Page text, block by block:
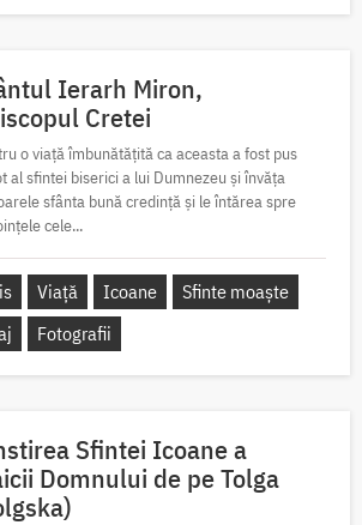
Ierarh Miron,
Cretei
o viață îmbunătățită ca aceasta a fost pus
al sfintei biserici a lui Dumnezeu și învăța
sfânta bună credință și le întărea spre
cele...
Viață Icoane
Sfinte moaște
Fotografii
Sfintei Icoane a
Domnului de pe Tolga